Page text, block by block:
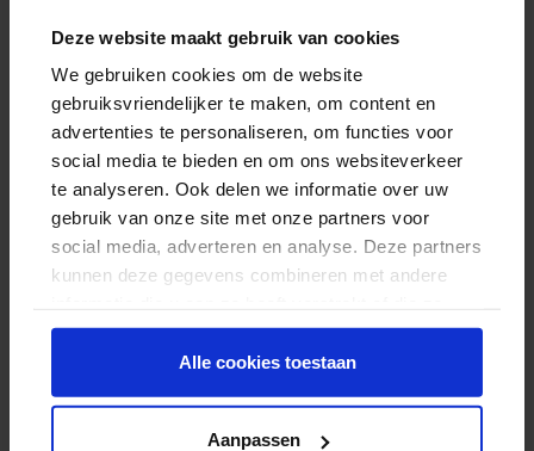
Deze website maakt gebruik van cookies
We gebruiken cookies om de website
gebruiksvriendelijker te maken, om content en
advertenties te personaliseren, om functies voor
social media te bieden en om ons websiteverkeer
te analyseren. Ook delen we informatie over uw
gebruik van onze site met onze partners voor
social media, adverteren en analyse. Deze partners
kunnen deze gegevens combineren met andere
hebben verzameld op basis van uw gebruik van
Alle cookies toestaan
Aanpassen